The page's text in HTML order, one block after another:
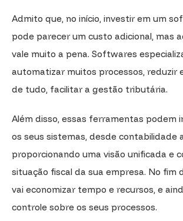
Admito que, no início, investir em um
pode parecer um custo adicional, mas
vale muito a pena. Softwares
automatizar muitos processos, reduzir
de tudo, facilitar a gestão tributária.
Além disso, essas ferramentas podem
os seus sistemas, desde contabilidade
proporcionando uma visão unificada e
situação fiscal da sua empresa. No fim
vai economizar tempo e recursos, e
controle sobre os seus processos.